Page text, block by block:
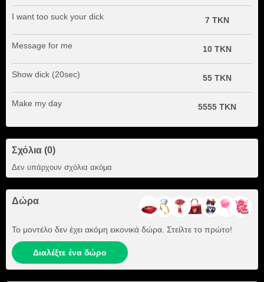
I want too suck your dick 7 TKN
Message for me 10 TKN
Show dick (20sec) 55 TKN
Make my day 5555 TKN
Σχόλια (0)
Δεν υπάρχουν σχόλια ακόμα
Δώρα
Το μοντέλο δεν έχει ακόμη εικονικά δώρα. Στείλτε το πρώτο!
Διαλέξτε ένα δώρο